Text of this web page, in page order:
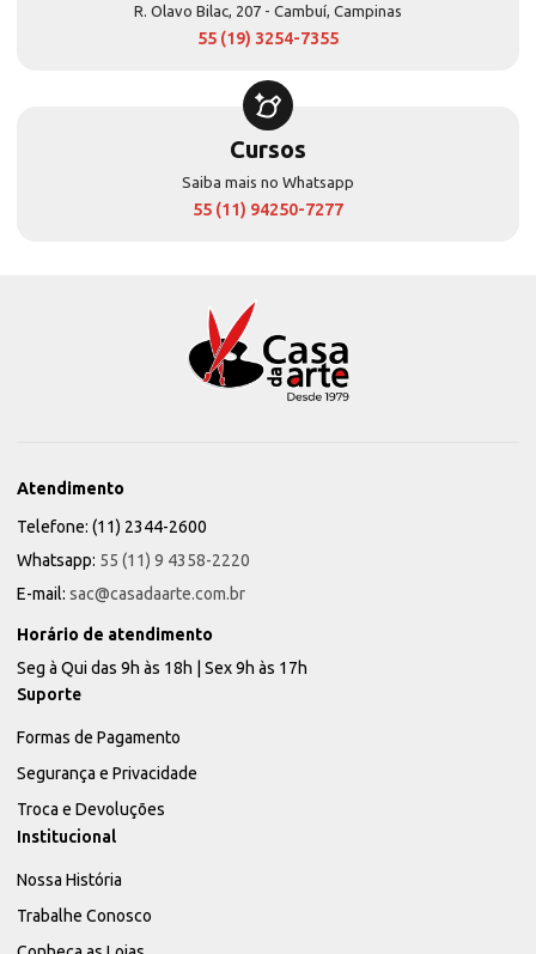
R. Olavo Bilac, 207 - Cambuí, Campinas
55 (19) 3254-7355
Cursos
Saiba mais no Whatsapp
55 (11) 94250-7277
Atendimento
Telefone: (11) 2344-2600
Whatsapp: 55 (11) 9 4358-2220
E-mail: sac@casadaarte.com.br
Horário de atendimento
Seg à Qui das 9h às 18h | Sex 9h às 17h
Suporte
Formas de Pagamento
Segurança e Privacidade
Troca e Devoluções
Institucional
Nossa História
Trabalhe Conosco